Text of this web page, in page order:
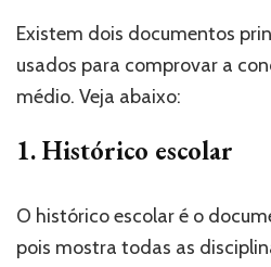
Existem dois documentos
usados para comprovar a
médio. Veja abaixo:
1. Histórico escolar
O histórico escolar é o
pois mostra todas as